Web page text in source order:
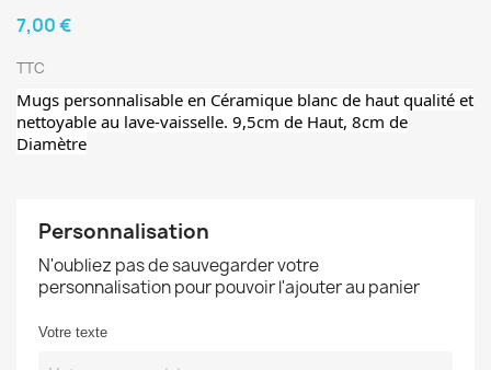
7,00 €
TTC
Mugs personnalisable en Céramique blanc de haut qualité et
nettoyable au lave-vaisselle. 9,5cm de Haut, 8cm de
Diamètre
Personnalisation
N'oubliez pas de sauvegarder votre
personnalisation pour pouvoir l'ajouter au panier
Votre texte